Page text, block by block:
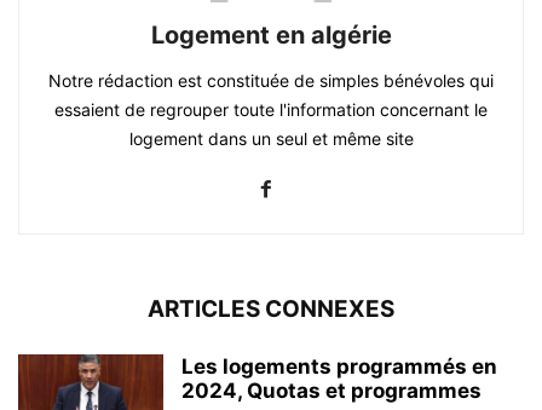
Logement en algérie
Notre rédaction est constituée de simples bénévoles qui
essaient de regrouper toute l'information concernant le
logement dans un seul et même site
ARTICLES CONNEXES
Les logements programmés en
2024, Quotas et programmes